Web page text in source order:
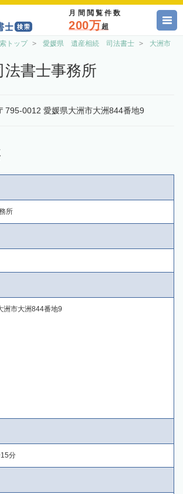
月間閲覧件数
200万超
トップ 愛媛県 遺産相続 司法書士 大洲市
法書士事務所
795-0012 愛媛県大洲市大洲844番地9
所
洲市大洲844番地9
分